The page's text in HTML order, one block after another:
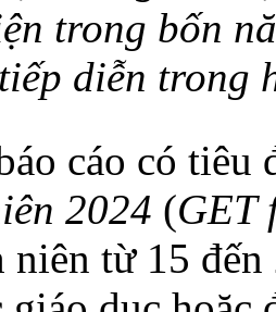
trong bốn
diễn trong
cáo có tiêu
2024 (GET
niên từ 15